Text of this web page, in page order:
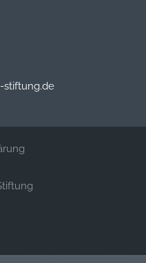
stiftung.de